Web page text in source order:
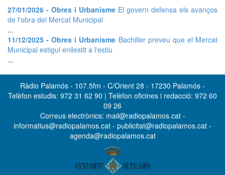
27/01/2026 - Obres i Urbanisme El govern defensa els avanços
de l'obra del Mercat Municipal
...
11/12/2025 - Obres i Urbanisme Bachiller preveu que el Mercat
Municipal estigui enllestit a l'estiu
...
Ràdio Palamós - 107.5fm - C/Orient 28 - 17230 Palamós -
Telèfon estudis: 972 31 62 90 | Telèfon oficines i redacció: 972 60
09 26
Correus electrònics: mail@radiopalamos.cat -
informatius@radiopalamos.cat - publicitat@radiopalamos.cat -
agenda@radiopalamos.cat